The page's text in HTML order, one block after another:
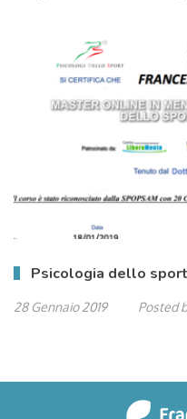
Psicologia dello sport
28 Gennaio 2019 Posted